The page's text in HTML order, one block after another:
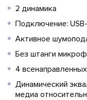
2 динамика
Подключение:
Активное
Без штанги
4
Динамический
медиа